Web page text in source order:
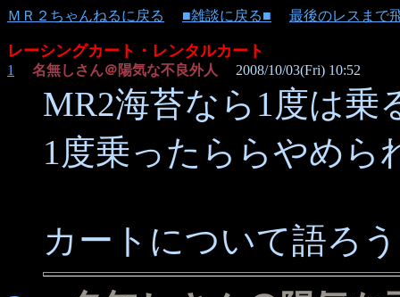
ＭＲ２ちゃんねるに戻る ■雑談に戻る■ 最後のレスまで
レーシングカート・レンタルカート
1 名無しさん＠陽気な不良外人 2008/10/03(Fri) 10:52
MR2海苔なら1度は乗
1度乗ったららやめら
カートについて語ろ